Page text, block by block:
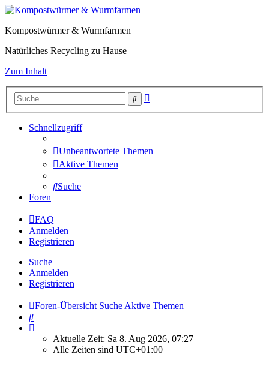
Kompostwürmer & Wurmfarmen
Natürliches Recycling zu Hause
Zum Inhalt
Suche
Schnellzugriff
Unbeantwortete Themen
Aktive Themen
Suche
Foren
FAQ
Anmelden
Registrieren
Suche
Anmelden
Registrieren
Foren-Übersicht Suche Aktive Themen
Suche
Aktuelle Zeit: Sa 8. Aug 2026, 07:27
Alle Zeiten sind UTC+01:00